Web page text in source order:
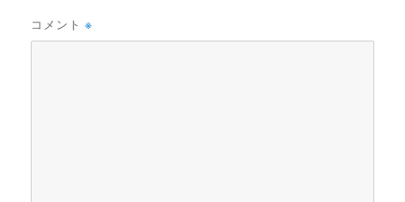
コメント※